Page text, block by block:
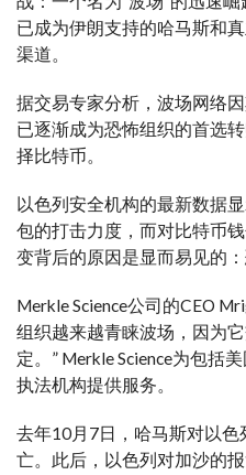
已成为伊朗支持的哈马斯和
渠道。
据交易专家分析，波场网络
已逐渐成为恐怖组织的首选
择比特币。
以色列安全机构的最新数据
包的打击力度，而对比特币
变背后的原因是显而易见的
Merkle Science公司的CEO
组织越来越青睐波场，因为
定。” Merkle Science为包括
执法机构提供服务。
去年10月7日，哈马斯对以
亡。此后，以色列对加沙的